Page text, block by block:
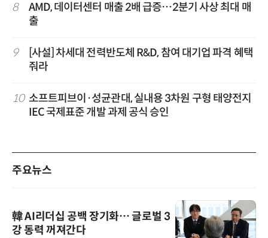
8
AMD, 데이터센터 매출 2배 급증…2분기 사상 최대 매
출
9
[사설] 차세대 전력반도체 R&D, 참여 대기업 파격 혜택
줘라
10 소프트피브이·성균관대, 실내용 3차원 구형 태양전지
IEC 국제표준 개발 과제 공식 승인
주요뉴스
韓 AI리더십 공백 장기화… 글로벌 3
강 동력 꺼져간다